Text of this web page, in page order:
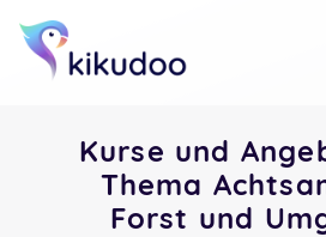
Kurse und
Thema
Forst und